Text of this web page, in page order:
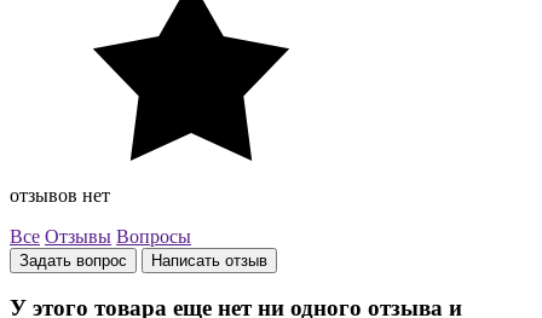
отзывов нет
Все Отзывы Вопросы
Задать вопрос Написать отзыв
У этого товара еще нет ни одного отзыва и